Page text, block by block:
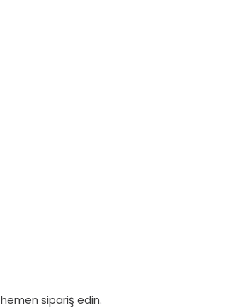
hemen sipariş edin.